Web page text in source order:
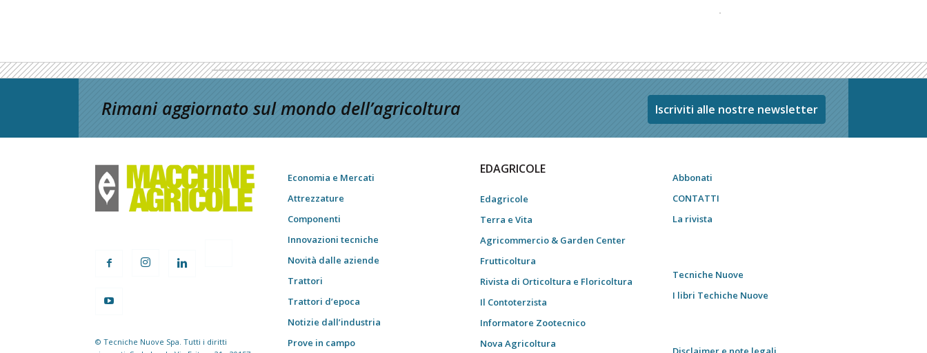
Rimani aggiornato sul mondo dell’agricoltura Iscriviti alle nostre newsletter
© Tecniche Nuove Spa. Tutti i diritti
Economia e Mercati
Attrezzature
Componenti
Innovazioni tecniche
Novità dalle aziende
Trattori
Trattori d’epoca
Notizie dall’industria
Prove in campo
EDAGRICOLE
Edagricole
Terra e Vita
Agricommercio & Garden Center
Frutticoltura
Rivista di Orticoltura e Floricoltura
Il Contoterzista
Informatore Zootecnico
Nova Agricoltura
Abbonati
CONTATTI
La rivista
Tecniche Nuove
I libri Techiche Nuove